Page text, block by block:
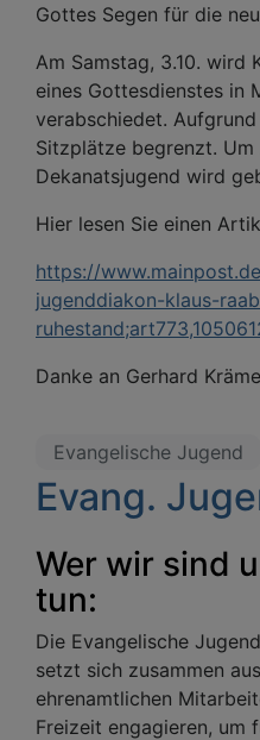
Gottes Segen für die
Am Samstag, 3.10. wird
eines Gottesdienstes in
verabschiedet.
Sitzplätze begrenzt.
Dekanatsjugend wird
Hier lesen Sie einen
https://
jugenddiakon-klaus-
Danke an Gerhard
Evangelische Jugend
Evang.
Wer wir sind
tun:
Die Evangelische
setzt sich zusammen
ehrenamtlichen
Freizeit engagieren, um